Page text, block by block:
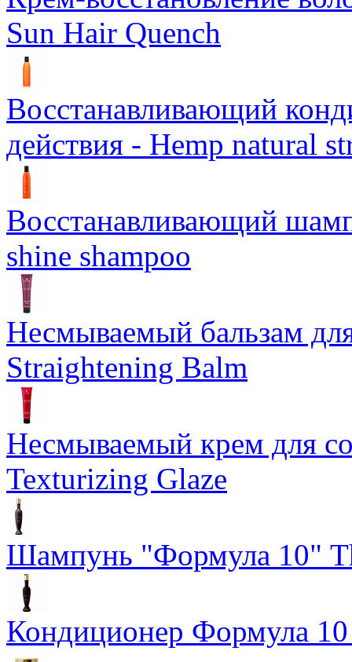
Sun Hair Quench
Восстанавливающий
действия - Hemp natural
Восстанавливающий
shine shampoo
Несмываемый бальзам
Straightening Balm
Несмываемый крем для
Texturizing Glaze
Шампунь "Формула 10"
Кондиционер Формула